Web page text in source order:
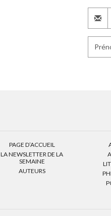
PAGE D’ACCUEIL
LA NEWSLETTER DE LA
SEMAINE
AUTEURS